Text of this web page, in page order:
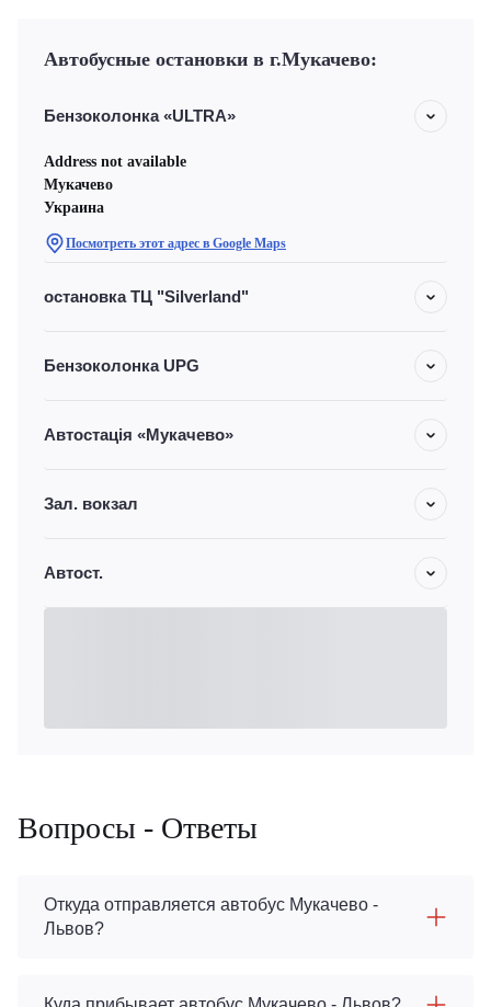
Автобусные остановки в г.Мукачево:
Бензоколонка «ULTRA»
Address not available
Мукачево
Украина
Посмотреть этот адрес в Google Maps
остановка ТЦ "Silverland"
Бензоколонка UPG
Автостація «Мукачево»
Зал. вокзал
Автост.
Вопросы - Ответы
Откуда отправляется автобус Мукачево -
Львов?